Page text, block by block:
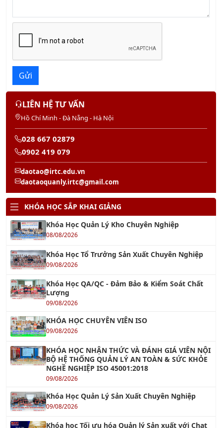
Gửi
LIÊN HỆ TƯ VẤN
Hồ Chí Minh - Đà Nẵng - Hà Nội
028 667 02879
0902 419 079
daotao@irtc.edu.vn
daotaoquanly.irtc@gmail.com
KHÓA HỌC SẮP KHAI GIẢNG
Khóa Học Quản Lý Kho Chuyên Nghiệp
08/08/2026
Khóa Học Tổ Trưởng Sản Xuất Chuyên Nghiệp
09/08/2026
Khóa Học QA/QC - Đảm Bảo & Kiểm Soát Chất
Lượng
09/08/2026
KHÓA HỌC CHUYÊN VIÊN ISO
09/08/2026
KHÓA HỌC NHẬN THỨC VÀ ĐÁNH GIÁ VIÊN NỘI
BỘ HỆ THỐNG QUẢN LÝ AN TOÀN & SỨC KHỎE
NGHỀ NGHIỆP ISO 45001:2018
09/08/2026
Khóa Học Quản Lý Sản Xuất Chuyên Nghiệp
09/08/2026
Khóa học Tối ưu hóa Quản lý Sản xuất với Chat